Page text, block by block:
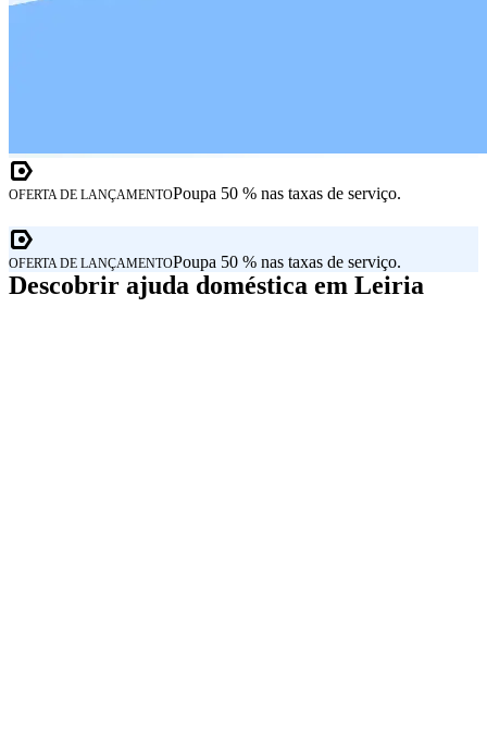
OFERTA DE LANÇAMENTOPoupa 50 % nas taxas de serviço.
OFERTA DE LANÇAMENTOPoupa 50 % nas taxas de serviço.
Descobrir ajuda doméstica em Leiria